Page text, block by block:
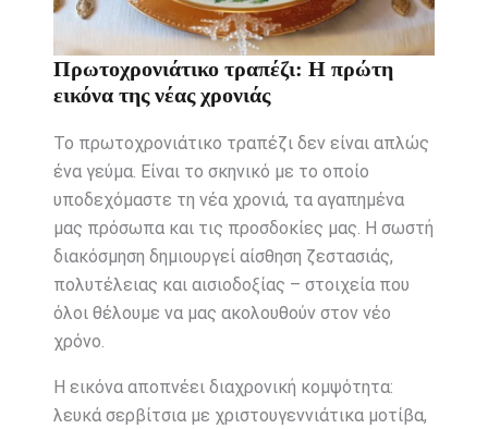
Πρωτοχρονιάτικο τραπέζι: Η πρώτη
εικόνα της νέας χρονιάς
Το πρωτοχρονιάτικο τραπέζι δεν είναι απλώς
ένα γεύμα. Είναι το σκηνικό με το οποίο
υποδεχόμαστε τη νέα χρονιά, τα αγαπημένα
μας πρόσωπα και τις προσδοκίες μας. Η σωστή
διακόσμηση δημιουργεί αίσθηση ζεστασιάς,
πολυτέλειας και αισιοδοξίας – στοιχεία που
όλοι θέλουμε να μας ακολουθούν στον νέο
χρόνο.
Η εικόνα αποπνέει διαχρονική κομψότητα:
λευκά σερβίτσια με χριστουγεννιάτικα μοτίβα,